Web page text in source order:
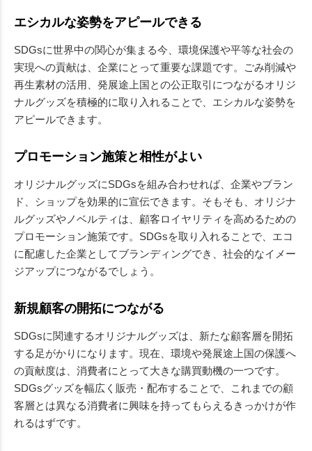
エシカルな姿勢をアピールできる
SDGsに世界中の関心が集まる今、環境保護や平等な社会の
実現への貢献は、企業にとって重要な課題です。ごみ削減や
再生素材の活用、発展途上国との公正取引につながるオリジ
ナルグッズを積極的に取り入れることで、エシカルな姿勢を
アピールできます。
プロモーション施策と相性がよい
オリジナルグッズにSDGsを組み合わせれば、企業やブラン
ド、ショップを効果的に宣伝できます。そもそも、オリジナ
ルグッズやノベルティは、顧客ロイヤリティを高めるための
プロモーション施策です。SDGsを取り入れることで、エコ
に配慮した企業としてブランディングでき、社会的なイメー
ジアップにつながるでしょう。
新規顧客の開拓につながる
SDGsに関連するオリジナルグッズは、新たな顧客層を開拓
する足がかりになります。現在、環境や発展途上国の保護へ
の貢献度は、消費者にとって大きな購買動機の一つです。
SDGsグッズを幅広く販売・配布することで、これまでの顧
客層とは異なる消費者に興味を持ってもらえるきっかけが作
れるはずです。